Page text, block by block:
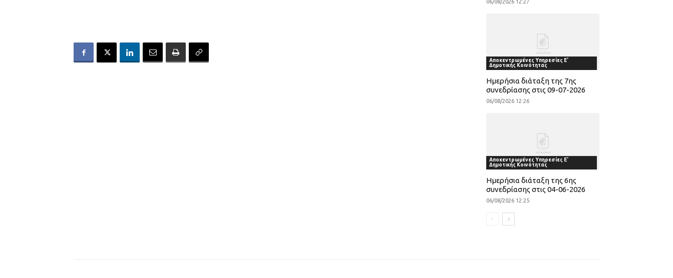
06/08/2026 12:27
Αποκεντρωμένες Υπηρεσίες Ε'
Δημοτικής Κοινότητας
Ημερήσια διάταξη της 7ης
συνεδρίασης στις 09-07-2026
06/08/2026 12:26
Αποκεντρωμένες Υπηρεσίες Ε'
Δημοτικής Κοινότητας
Ημερήσια διάταξη της 6ης
συνεδρίασης στις 04-06-2026
06/08/2026 12:25